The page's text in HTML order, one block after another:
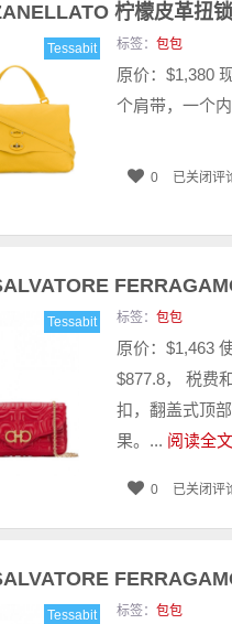
柠檬皮革扭
Tessabit 标签： 包包
原价：$1,380
个肩带，一个
0 已关闭评
Tessabit 标签： 包包
原价：$1,463
$877.8， 税费
扣，翻盖式顶
果。... 阅读全文
0 已关闭评
Tessabit 标签： 包包